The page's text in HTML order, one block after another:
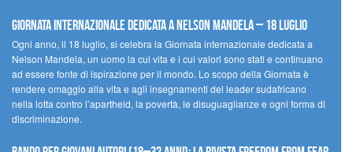
Giornata internazionale dedicata a Nelson Mandela – 18 luglio
Ogni anno, il 18 luglio, si celebra la Giornata internazionale dedicata a
Nelson Mandela, un uomo la cui vita e i cui valori sono stati e continuano
ad essere fonte di ispirazione per il mondo. Lo scopo della Giornata è
rendere omaggio alla vita e agli insegnamenti del leader sudafricano
nella lotta contro l’apartheid, la povertà, le disuguaglianze e ogni forma di
discriminazione.